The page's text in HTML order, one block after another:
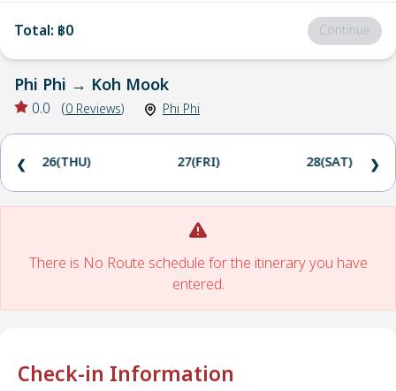
Total: ฿0 Continue
Phi Phi → Koh Mook
0.0 (0 Reviews) Phi Phi
26(THU) 27(FRI) 28(SAT)
❮ ❯
There is No Route schedule for the itinerary you have
entered.
Check-in Information